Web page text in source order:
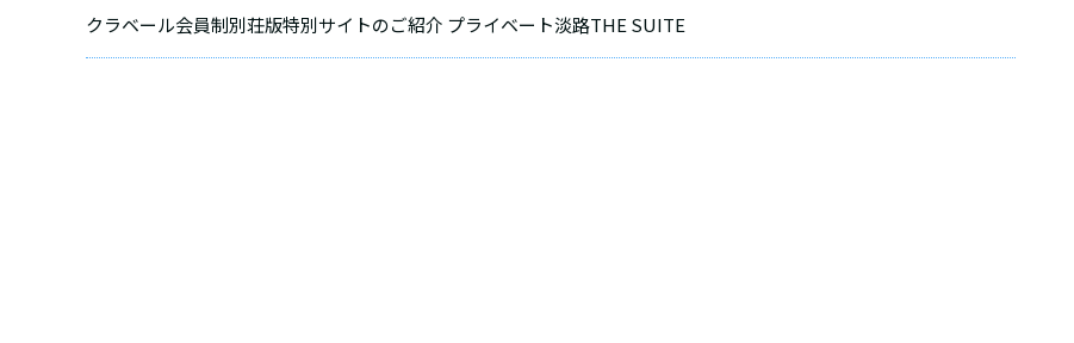
クラベール会員制別荘版特別サイトのご紹介 プライベート淡路THE SUITE